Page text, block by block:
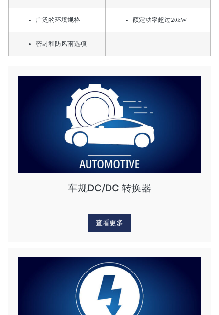
广泛的环境规格 额定功率超过20kW
密封和防风雨选项
车规DC/DC 转换器
查看更多